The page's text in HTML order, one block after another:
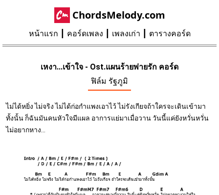
ChordsMelody.com
หน้าแรก คอร์ดเพลง เพลงเก่า ตารางคอร์ด
เหงา...เข้าใจ - Ost.แผนร้ายพ่ายรัก คอร์ด
ฟิล์ม รัฐภูมิ
ไม่ได้หยิ่ง ไม่จริง ไม่ได้ก่อกำแพงเอาไว้ ไม่รังเกียจถ้าใครจะเดินเข้ามา
ทั้งนั้น ก็ฉันมันคนหัวใจมีแผล อาการแย่มาเมื่อวาน วันนี้แค่ยังหวั่นหวั่น
ไม่อยากหาง...